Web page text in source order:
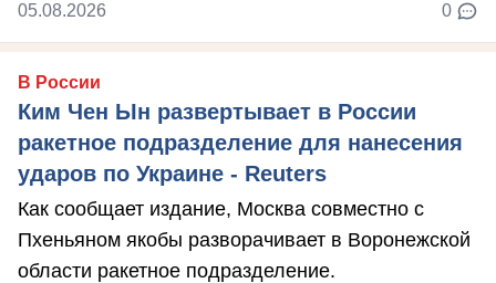
05.08.2026 0
В России
Ким Чен Ын развертывает в России
ракетное подразделение для нанесения
ударов по Украине - Reuters
Как сообщает издание, Москва совместно с
Пхеньяном якобы разворачивает в Воронежской
области ракетное подразделение.